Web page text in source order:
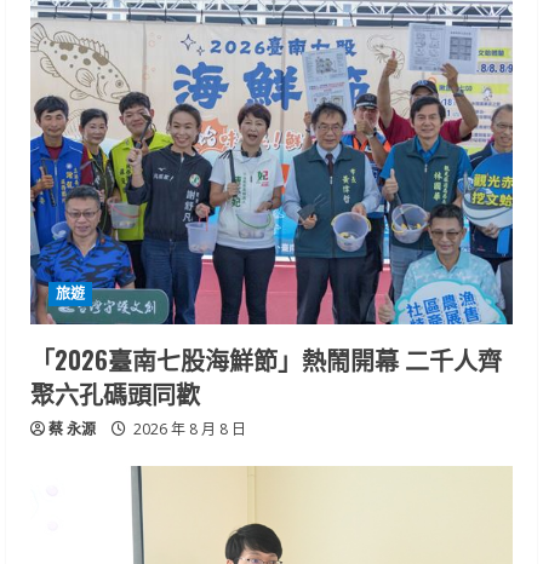
旅遊
「2026臺南七股海鮮節」熱鬧開幕 二千人齊
聚六孔碼頭同歡
蔡 永源 2026 年 8 月 8 日